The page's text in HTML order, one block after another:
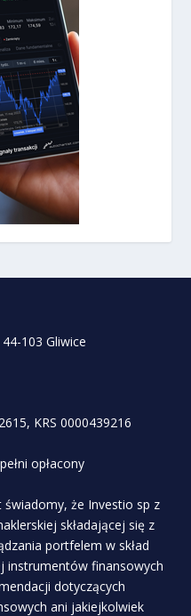
103 Gliwice
KRS 0000439216
opłacony
świadomy, że Investio sp z
składającej się z
portfelem w skład
instrumentów finansowych
dotyczących
ani jakiejkolwiek